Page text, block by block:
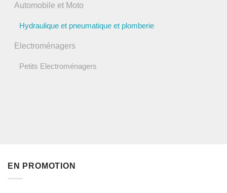
Automobile et Moto
Hydraulique et pneumatique et plomberie
Electroménagers
Petits Electroménagers
EN PROMOTION